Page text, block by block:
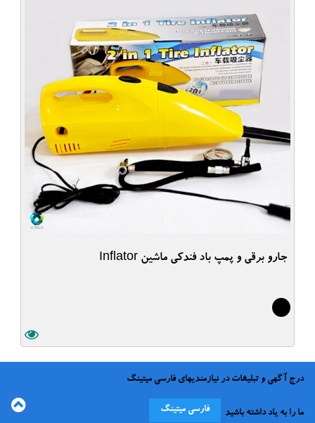
جارو برقی و پمپ باد فندکی ماشین Inflator
درج آگهی و تبلیغات در نیازمندیهای فارسی میتینگ
ما را به یاد داشته باشید فارسی میتینگ